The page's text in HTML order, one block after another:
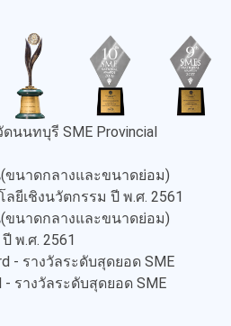
นนทบุรี SME Provincial
ขนาดกลางและขนาดย่อม)
ยีเชิงนวัตกรรม ปี พ.ศ. 2561
ขนาดกลางและขนาดย่อม)
พ.ศ. 2561
- รางวัลระดับสุดยอด SME
- รางวัลระดับสุดยอด SME